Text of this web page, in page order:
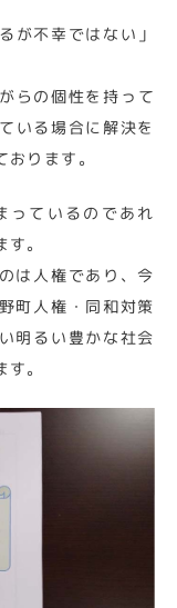
が不幸ではない」
らの個性を持って
いる場合に解決を
ります。
っているのであれ
。
は人権であり、今
町人権・同和対策
明るい豊かな社会
。